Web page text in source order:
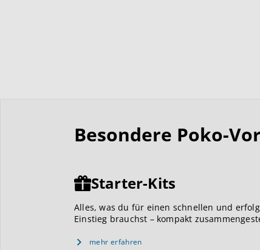
Besondere Poko-
Starter-Kits
Alles, was du für einen schnellen und
Einstieg brauchst – kompakt
mehr erfahren